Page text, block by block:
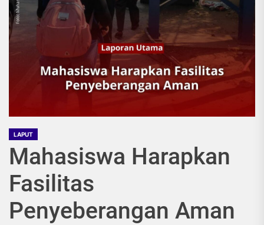
LAPUT
Mahasiswa Harapkan
Fasilitas
Penyeberangan Aman